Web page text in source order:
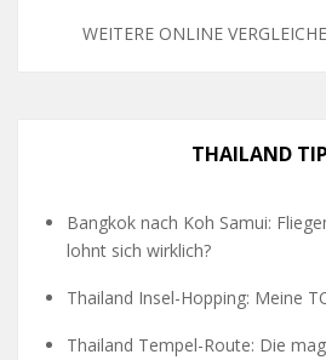
WEITERE ONLINE VERGLEICHE
THAILAND
Bangkok nach Koh Samui:
lohnt sich wirklich?
Thailand Insel-Hopping: Meine
Thailand Tempel-Route: Die